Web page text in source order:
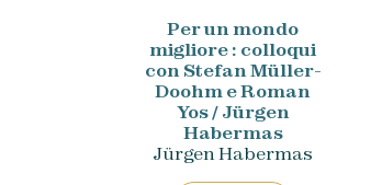
Per un mondo
migliore : colloqui
con Stefan Müller-
Doohm e Roman
Yos / Jürgen
Habermas
Jürgen Habermas